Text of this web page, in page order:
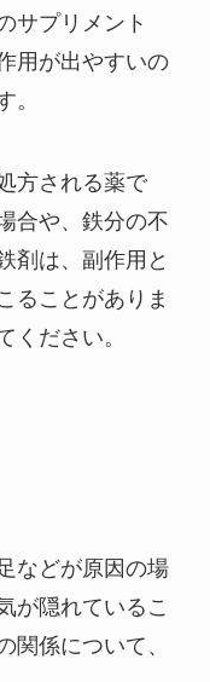
サプリメント
用が出やすいの
。
方される薬で
合や、鉄分の不
剤は、副作用と
ることがありま
ください。
などが原因の場
が隠れているこ
関係について、